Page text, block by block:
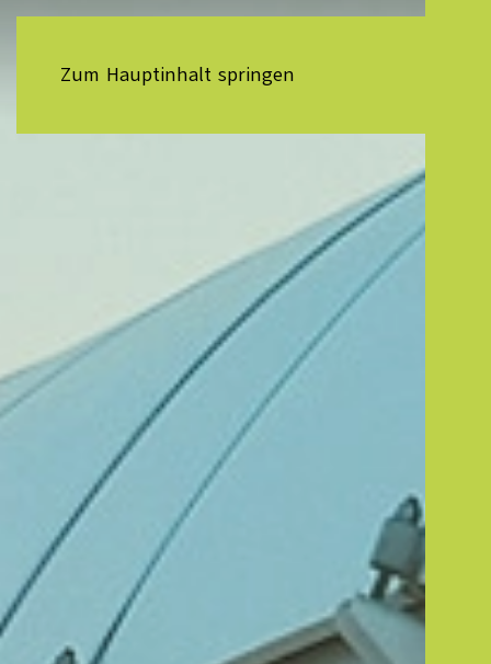
Zum Hauptinhalt springen